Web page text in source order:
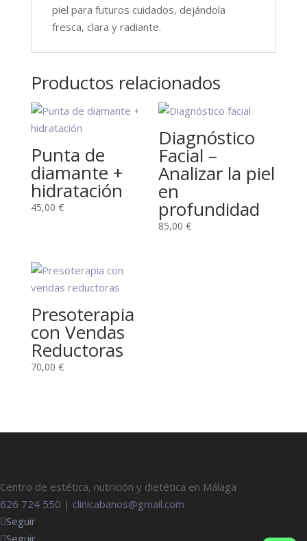
piel para futuros cuidados, dejándola
fresca, clara y radiante.
Productos relacionados
Punta de
diamante +
hidratación
45,00 €
Diagnóstico
Facial –
Analizar la piel
en
profundidad
85,00€
Presoterapia
con Vendas
Reductoras
70,00 €
Centro de estética, nutrición y dietética en Málaga
626 724 550 | clinicabanos@gmail.com
Seguir